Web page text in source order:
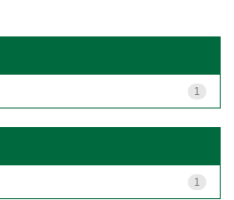
1
1